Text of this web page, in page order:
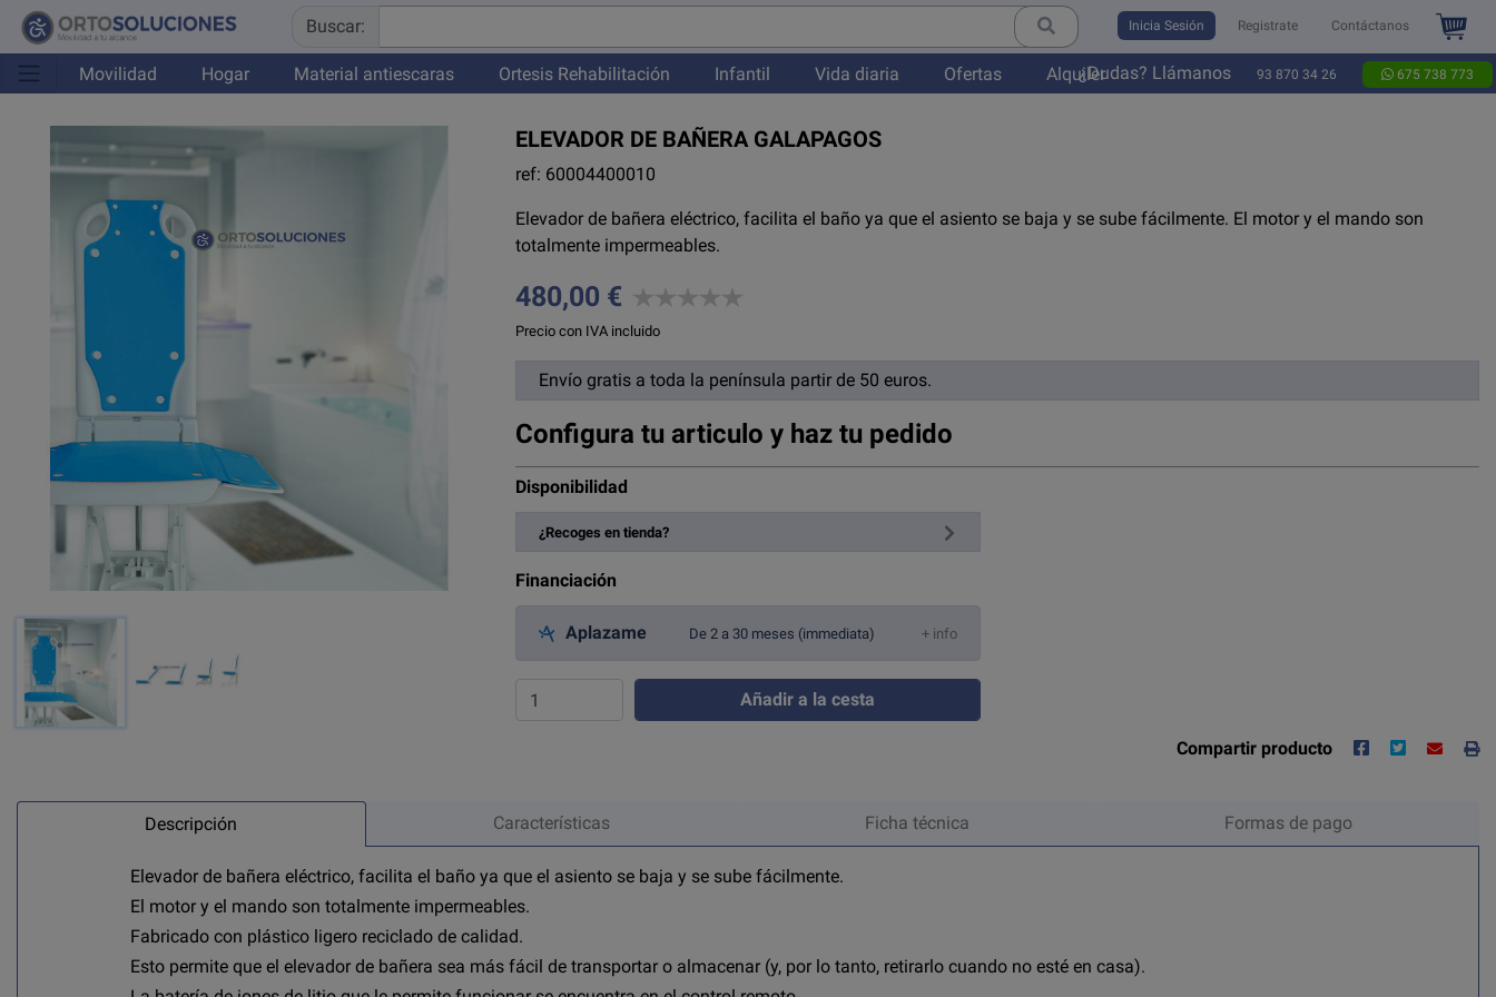
Buscar: Inicia Sesión Registrate Contáctanos
Movilidad Hogar Material antiescaras Ortesis Rehabilitación Infantil Vida diaria Ofertas Alquiler¿Dudas? Llámanos 93 870 34 26 675 738 773
ELEVADOR DE BAÑERA GALAPAGOS
ref: 60004400010
Elevador de bañera eléctrico, facilita el baño ya que el asiento se baja y se sube fácilmente. El motor y el mando son
totalmente impermeables.
480,00 €
Precio con IVA incluido
Envío gratis a toda la península partir de 50 euros.
Configura tu articulo y haz tu pedido
Disponibilidad
¿Recoges en tienda?
Financiación
Aplazame De 2 a 30 meses (immediata) + info
Añadir a la cesta
Compartir producto
Descripción Características Ficha técnica Formas de pago
Elevador de bañera eléctrico, facilita el baño ya que el asiento se baja y se sube fácilmente.
El motor y el mando son totalmente impermeables.
Fabricado con plástico ligero reciclado de calidad.
Esto permite que el elevador de bañera sea más fácil de transportar o almacenar (y, por lo tanto, retirarlo cuando no esté en casa).